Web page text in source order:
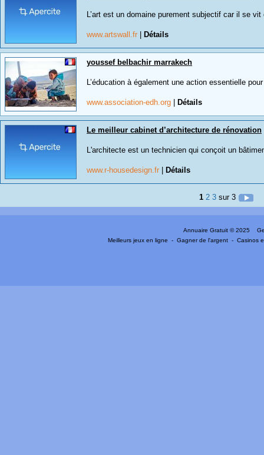
L’art est un domaine purement subjectif car il se
www.artswall.fr Détails
youssef belbachir marrakech
L’éducation à également une action essentielle
www.association-edh.org Détails
Le meilleur cabinet d’architecture de rénovation
L'architecte est un technicien qui conçoit un
www.r-housedesign.fr Détails
1 2 3 sur 3
Annuaire Gratuit © 2025
Meilleurs jeux en ligne
-Gagner de l'argent -Casinos